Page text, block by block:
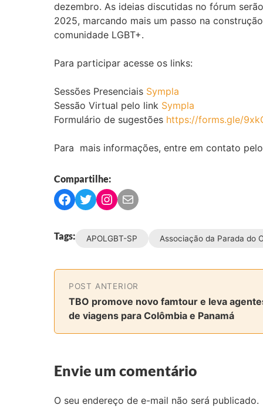
dezembro. As ideias discutidas no fórum
2025, marcando mais um passo na
comunidade LGBT+.
Para participar acesse os links:
Sessões Presenciais Sympla
Sessão Virtual pelo linkSympla
Formulário de sugestões https://forms.gle/
Para mais informações, entre em contato
Compartilhe:
C
p
r
t
i
l
n
F
C
p
r
t
i
l
n
T
C
p
r
t
i
l
n
I
C
p
r
t
i
l
v
a
Tags: APOLGBT-SP Associação da Parada do
POST ANTERIOR
TBO promove novo famtour e leva
de viagens para Colômbia e Panamá
Envie um comentário
O seu endereço de e-mail não será publicado.